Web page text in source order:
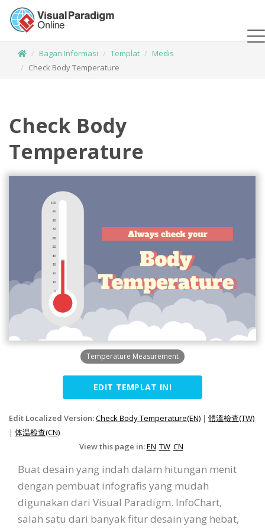
Bagan Informasi Templat
Medis
Check Body Temperature
Check Body
Temperature
Temperature Measurement
EDIT TEMPLAT INI
Edit Localized Version:Check Body Temperature(EN) | 體溫檢查(TW)
| 体温检查(CN)
View this page in:EN TW CN
Buat desain yang indah dalam hitungan menit
dengan pembuat infografis yang mudah
digunakan dari Visual Paradigm. InfoChart,
salah satu dari banyak fitur desain yang hebat,